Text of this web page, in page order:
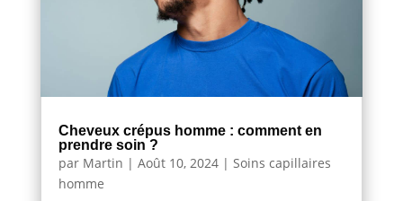
Cheveux crépus homme : comment en
prendre soin ?
par Martin | Août 10, 2024| Soins capillaires
homme